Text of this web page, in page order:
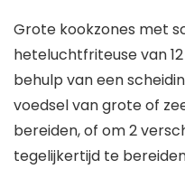
Grote kookzones met
heteluchtfriteuse van
behulp van een
voedsel van grote of
bereiden, of om 2
tegelijkertijd te